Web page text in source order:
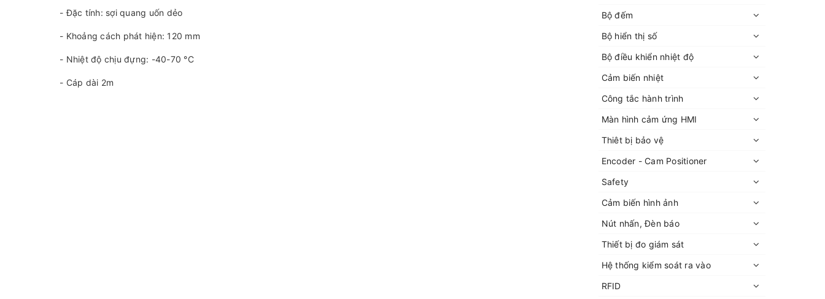
- Đặc tính: sợi quang uốn dẻo
- Khoảng cách phát hiện: 120 mm
- Nhiệt độ chịu đựng: -40-70 °C
- Cáp dài 2m
Bộ đếm
Bộ hiển thị số
Bộ điều khiển nhiệt độ
Cảm biến nhiệt
Công tắc hành trình
Màn hình cảm ứng HMI
Thiêt bị bảo vệ
Encoder - Cam Positioner
Safety
Cảm biến hình ảnh
Nút nhấn, Đèn báo
Thiết bị đo giám sát
Hệ thống kiểm soát ra vào
RFID